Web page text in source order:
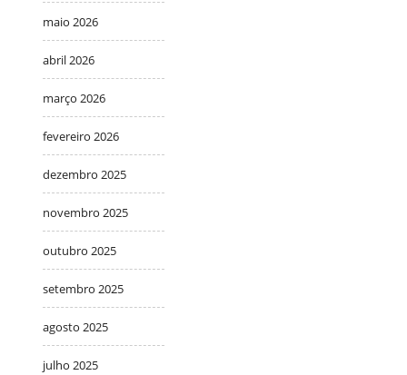
maio 2026
abril 2026
março 2026
fevereiro 2026
dezembro 2025
novembro 2025
outubro 2025
setembro 2025
agosto 2025
julho 2025